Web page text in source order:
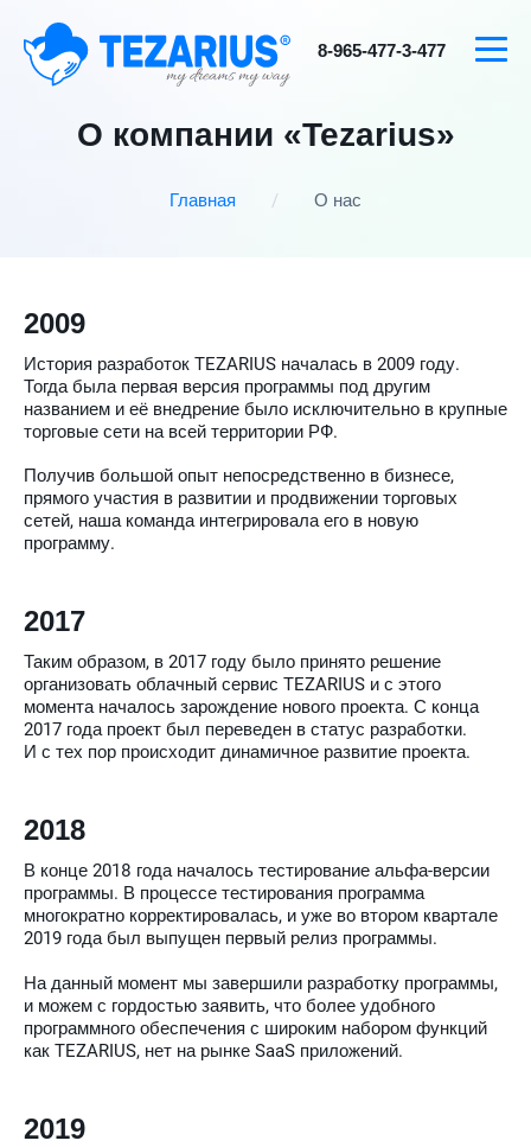
8-965-477-3-477
О компании «Tezarius»
Главная О нас
2009
История разработок TEZARIUS началась в 2009 году.
Тогда была первая версия программы под другим
названием и её внедрение было исключительно в крупные
торговые сети на всей территории РФ.
Получив большой опыт непосредственно в бизнесе,
прямого участия в развитии и продвижении торговых
сетей, наша команда интегрировала его в новую
программу.
2017
Таким образом, в 2017 году было принято решение
организовать облачный сервис TEZARIUS и с этого
момента началось зарождение нового проекта. С конца
2017 года проект был переведен в статус разработки.
И с тех пор происходит динамичное развитие проекта.
2018
В конце 2018 года началось тестирование альфа-версии
программы. В процессе тестирования программа
многократно корректировалась, и уже во втором квартале
2019 года был выпущен первый релиз программы.
На данный момент мы завершили разработку программы,
и можем с гордостью заявить, что более удобного
программного обеспечения с широким набором функций
как TEZARIUS, нет на рынке SaaS приложений.
2019